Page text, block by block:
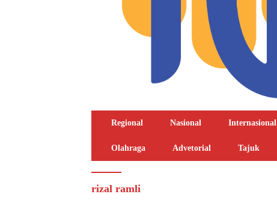
Regional Nasional Internasional
Olahraga Advetorial Tajuk
rizal ramli